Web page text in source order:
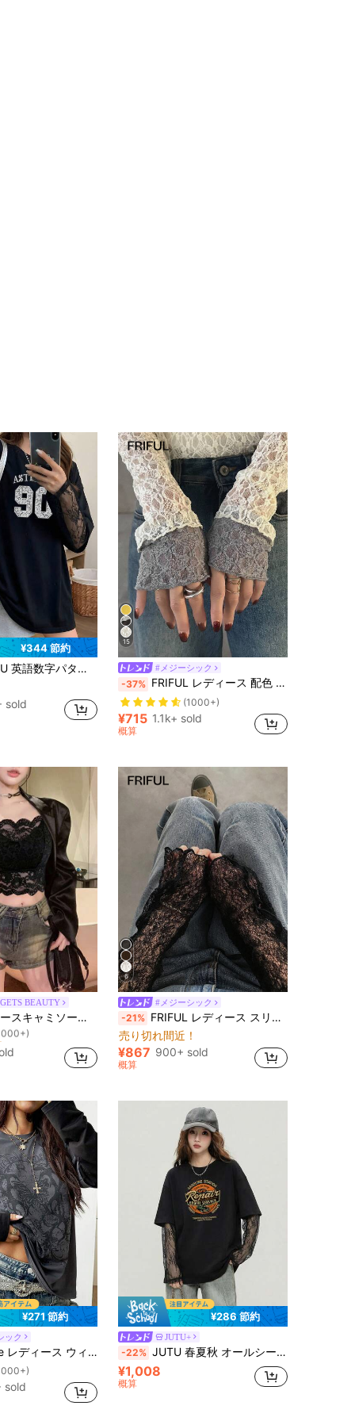
¥344 節約
ンドネック ルーズニット ブラックトップ、セクシー 夏 デートナイト バレンタインデー カジュアル
sold
15
#メジーシック
-37% FRIFUL レディース 配色 ラウンドネック 長袖 シアーレース生地 レイヤード カジュアル 万能トップス 秋冬
(1000+)
¥715 1.1k+ sold
概算
BEAUTY
な無地インナー、新学期、冬、クリスマス、春節、カジュアルブラックサマーに適しています、シック&エレガント
6
#メジーシック
-21% FRIFUL レディース スリムフィット レーストップ ラウンドネック 長袖 シアー テクスチャー生地 カジュアル 万能 ホリデー バケーション ビーチ
売り切れ間近！
¥867 900+ sold
概算
¥271 節約
ック
ア カジュアル ヒッピー プレッピー グランジ パンク ゴシック コットン グラフィック オーバーサイズ 長袖Tシャツ
sold
¥286 節約
JUTU+
-22% JUTU 春夏秋 オールシーズン 2点セット ブラック メッシュ袖 ラウンドネック ルーズフィット 新作 レースパッチワーク袖 グラフィティ ヴィンテージ アメリカンロード カジュアル
¥1,008
概算